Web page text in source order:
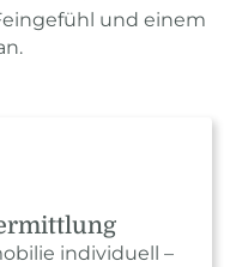
und einem
individuell –